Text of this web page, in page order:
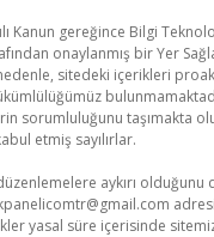
Kanun gereğince Bilgi
onaylanmış bir Yer
sitedeki içerikleri
sorumluluğunu taşımakta
etmiş sayılırlar.
aykırı olduğunu
yasal süre içerisinde